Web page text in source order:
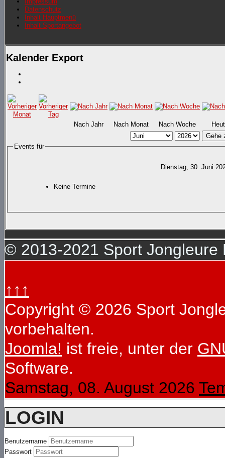
Datenschutz
Inhalt Hauptmenü
Inhalt Sportangebot
Kalender Export
Nach Jahr Nach Monat Nach Woche
Gehe
Events für
Dienstag, 30. Juni
Keine Termine
© 2013-2021 Sport Jongleure
↑↑↑
Copyright © 2026 Sport
vorbehalten.
Joomla! ist freie, unter der
Software.
Samstag, 08. August 2026
LOGIN
Benutzername
Passwort